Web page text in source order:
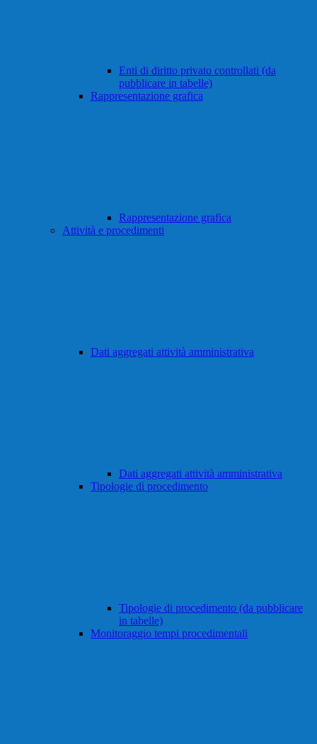
Enti di diritto privato controllati (da
pubblicare in tabelle)
Rappresentazione grafica
Rappresentazione grafica
Attività e procedimenti
Dati aggregati attività amministrativa
Dati aggregati attività amministrativa
Tipologie di procedimento
Tipologie di procedimento (da pubblicare
in tabelle)
Monitoraggio tempi procedimentali